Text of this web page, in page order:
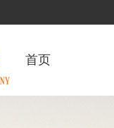
首页